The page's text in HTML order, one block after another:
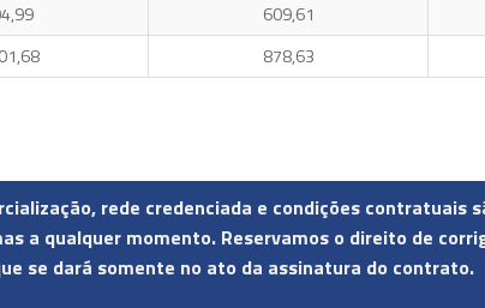
609,61
878,63
rede credenciada e condições contratuais
a qualquer momento. Reservamos o direito de
se dará somente no ato da assinatura do contrato.